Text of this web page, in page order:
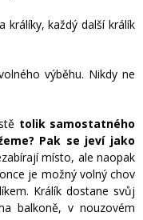
králíky, každý další králík
výběhu. Nikdy ne
tolik samostatného
Pak se jeví jako
místo, ale naopak
je možný volný chov
Králík dostane svůj
balkoně, v nouzovém